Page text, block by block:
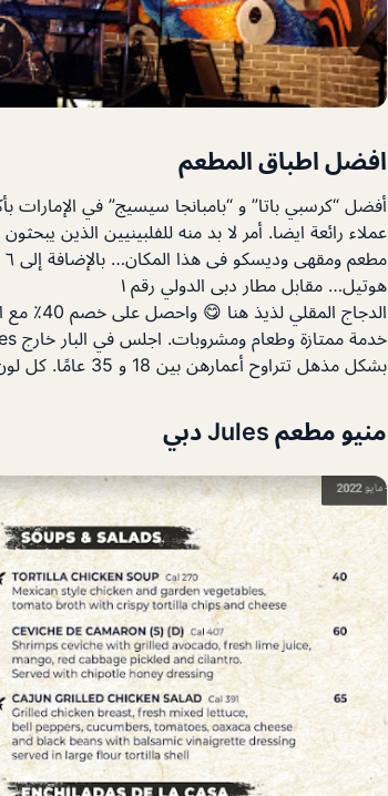
افضل اطباق المطعم
أفضل “كرسبي باتا” و “بامبانجا سيسيج” في
عملاء رائعة ايضا. أمر لا بد منه للفلبينيين الذين
هوتيل… مقابل مطار دبى الدولي رقم ١
الدجاج المقلي لذيذ هنا 😋 واحصل على خصم 40٪ مع البطاقة البلاتينية
بشكل مذهل تتراوح أعمارهن بين 18 و 35 عامًا. كل لون وعرق يمكنك تخيله.
منيو مطعم Jules دبي